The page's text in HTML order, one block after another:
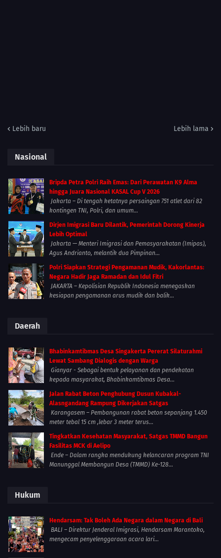
Lebih baru Lebih lama
Nasional
Bripda Petra Polri Raih Emas: Dari Perawatan K9 Alma
hingga Juara Nasional KASAL Cup V 2026
Jakarta – Di tengah ketatnya persaingan 751 atlet dari 82
kontingen TNI, Polri, dan umum...
Dirjen Imigrasi Baru Dilantik, Pemerintah Dorong Kinerja
Lebih Optimal
Jakarta — Menteri Imigrasi dan Pemasyarakatan (Imipas),
Agus Andrianto, melantik dua Pimpinan...
Polri Siapkan Strategi Pengamanan Mudik, Kakorlantas:
Negara Hadir Jaga Ramadan dan Idul Fitri
JAKARTA – Kepolisian Republik Indonesia menegaskan
kesiapan pengamanan arus mudik dan balik...
Daerah
Bhabinkamtibmas Desa Singakerta Pererat Silaturahmi
Lewat Sambang Dialogis dengan Warga
Gianyar - Sebagai bentuk pelayanan dan pendekatan
kepada masyarakat, Bhabinkamtibmas Desa...
Jalan Rabat Beton Penghubung Dusun Kubakal-
Alasngandang Rampung Dikerjakan Satgas
Karangasem – Pembangunan rabat beton sepanjang 1.450
meter tebal 15 cm ,lebar 3 meter terus...
Tingkatkan Kesehatan Masyarakat, Satgas TMMD Bangun
Fasilitas MCK di Aelipo
Ende – Dalam rangka mendukung kelancaran program TNI
Manunggal Membangun Desa (TMMD) Ke-128...
Hukum
Hendarsam: Tak Boleh Ada Negara dalam Negara di Bali
BALI – Direktur Jenderal Imigrasi, Hendarsam Marantoko,
mengecam penyelenggaraan acara lari...